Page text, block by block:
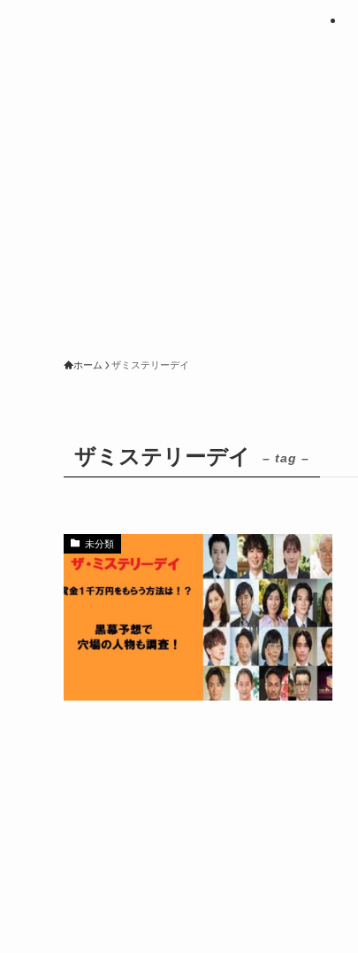
ホーム ザミステリーデイ
ザミステリーデイ – tag –
未分類